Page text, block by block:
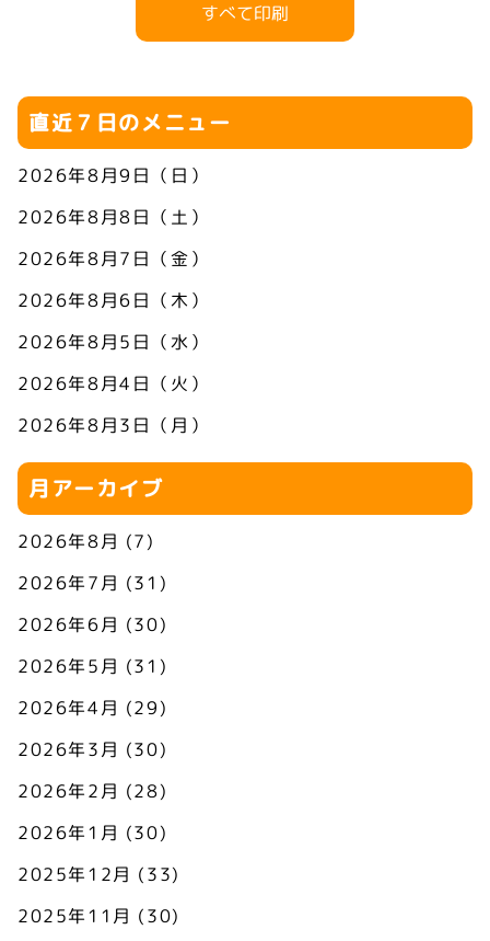
すべて印刷
直近７日のメニュー
2026年8月9日（日）
2026年8月8日（土）
2026年8月7日（金）
2026年8月6日（木）
2026年8月5日（水）
2026年8月4日（火）
2026年8月3日（月）
月アーカイブ
2026年8月 (7)
2026年7月 (31)
2026年6月 (30)
2026年5月 (31)
2026年4月 (29)
2026年3月 (30)
2026年2月 (28)
2026年1月 (30)
2025年12月 (33)
2025年11月 (30)